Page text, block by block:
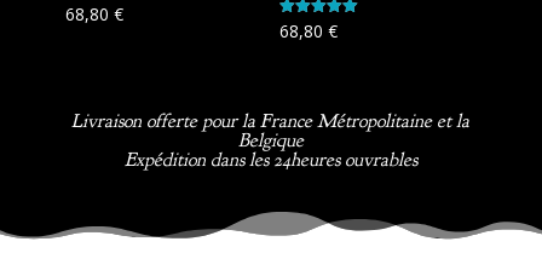
Note
5.00
68,80 €
Note
5.00
68,80 €
Livraison offerte pour la France Métropolitaine et la
Belgique
Expédition dans les 24heures ouvrables